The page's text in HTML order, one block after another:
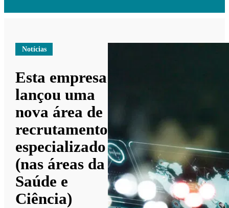
Notícias
Esta empresa
lançou uma
nova área de
recrutamento
especializado
(nas áreas da
Saúde e
Ciência)